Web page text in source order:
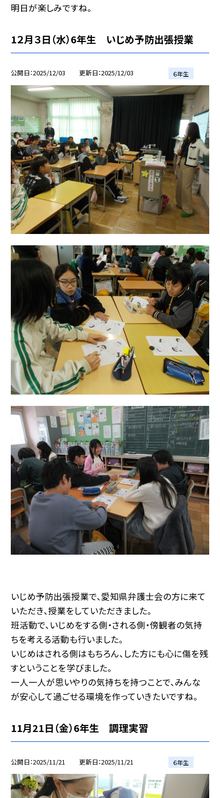
明日が楽しみですね。
1２月３日（水）6年生 いじめ予防出張授業
公開日 2025/12/03 更新日 2025/12/03 ６年生
いじめ予防出張授業で、愛知県弁護士会の方に来て
いただき、授業をしていただきました。
班活動で、いじめをする側・される側・傍観者の気持
ちを考える活動も行いました。
いじめはされる側はもちろん、した方にも心に傷を残
すということを学びました。
一人一人が思いやりの気持ちを持つことで、みんな
が安心して過ごせる環境を作っていきたいですね。
11月21日（金）6年生 調理実習
公開日 2025/11/21 更新日 2025/11/21 ６年生